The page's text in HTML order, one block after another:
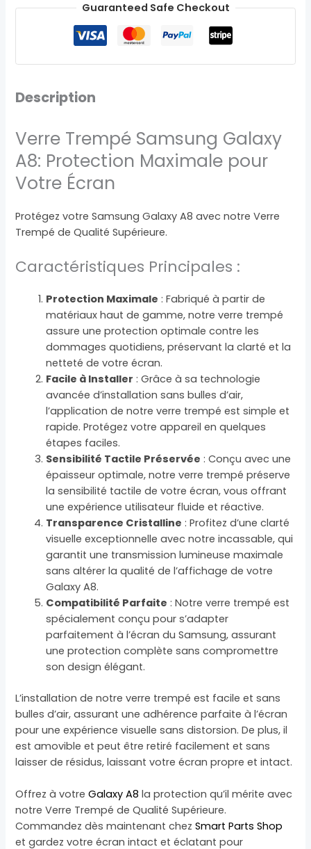
Guaranteed Safe Checkout
Description
Verre Trempé Samsung Galaxy
A8: Protection Maximale pour
Votre Écran
Protégez votre Samsung Galaxy A8 avec notre Verre
Trempé de Qualité Supérieure.
Caractéristiques Principales :
Protection Maximale : Fabriqué à partir de
matériaux haut de gamme, notre verre trempé
assure une protection optimale contre les
dommages quotidiens, préservant la clarté et la
netteté de votre écran.
Facile à Installer : Grâce à sa technologie
avancée d’installation sans bulles d’air,
l’application de notre verre trempé est simple et
rapide. Protégez votre appareil en quelques
étapes faciles.
Sensibilité Tactile Préservée : Conçu avec une
épaisseur optimale, notre verre trempé préserve
la sensibilité tactile de votre écran, vous offrant
une expérience utilisateur fluide et réactive.
Transparence Cristalline : Profitez d’une clarté
visuelle exceptionnelle avec notre incassable, qui
garantit une transmission lumineuse maximale
sans altérer la qualité de l’affichage de votre
Galaxy A8.
Compatibilité Parfaite : Notre verre trempé est
spécialement conçu pour s’adapter
parfaitement à l’écran du Samsung, assurant
une protection complète sans compromettre
son design élégant.
L’installation de notre verre trempé est facile et sans
bulles d’air, assurant une adhérence parfaite à l’écran
pour une expérience visuelle sans distorsion. De plus, il
est amovible et peut être retiré facilement et sans
laisser de résidus, laissant votre écran propre et intact.
Offrez à votreGalaxy A8 la protection qu’il mérite avec
notre Verre Trempé de Qualité Supérieure.
Commandez dès maintenant chezSmart Parts Shop
et gardez votre écran intact et éclatant pour